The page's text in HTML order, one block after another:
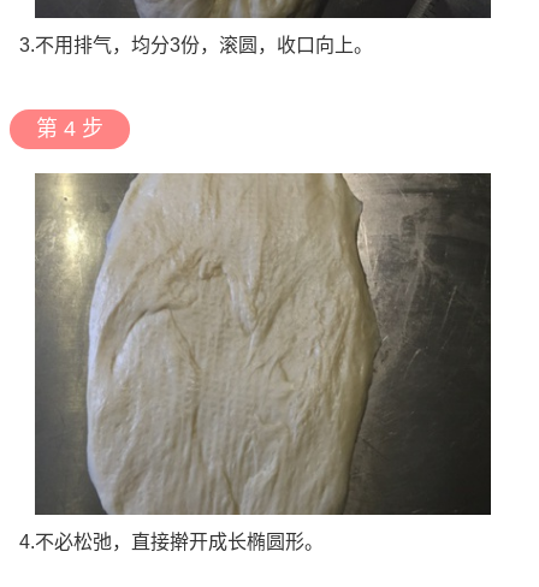
3.不用排气，均分3份，滚圆，收口向上。
第 4 步
4.不必松弛，直接擀开成长椭圆形。